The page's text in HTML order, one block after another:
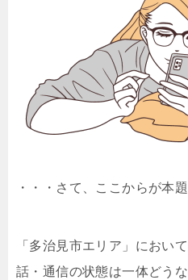
・・・さて、ここからが本
「多治見市エリア」におい
話・通信の状態は一体どう